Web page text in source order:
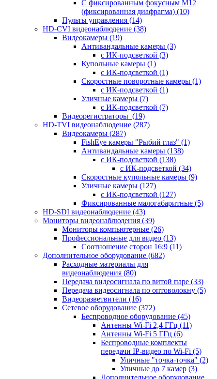
С фиксированным фокусным М12
(фиксированная диафрагма) (10)
Пульты управления (14)
HD-CVI видеонаблюдение (38)
Видеокамеры (19)
Антивандальные камеры (3)
с ИК-подсветкой (3)
Купольные камеры (1)
с ИК-подсветкой (1)
Скоростные поворотные камеры (1)
с ИК-подсветкой (1)
Уличные камеры (7)
с ИК-подсветкой (7)
Видеорегистраторы (19)
HD-TVI видеонаблюдение (287)
Видеокамеры (287)
FishEye камеры "Рыбий глаз" (1)
Антивандальные камеры (138)
с ИК-подсветкой (138)
с ИК-подсветкой (34)
Скоростные купольные камеры (9)
Уличные камеры (127)
с ИК-подсветкой (127)
Фиксированные малогабаритные (5)
HD-SDI видеонаблюдение (43)
Мониторы видеонаблюдения (39)
Мониторы компьютерные (26)
Профессиональные для видео (13)
Соотношение сторон 16:9 (11)
Дополнительное оборудование (682)
Расходные материалы для
видеонаблюдения (80)
Передача видеосигнала по витой паре (33)
Передача видеосигнала по оптоволокну (5)
Видеоразветвители (16)
Сетевое оборудование (372)
Беспроводное оборудование (45)
Антенны Wi-Fi 2,4 ГГц (11)
Антенны Wi-Fi 5 ГГц (6)
Беспроводные комплекты
передачи IP-видео по Wi-Fi (5)
Уличные "точка-точка" (2)
Уличные до 7 камер (3)
Дополнительное оборудование